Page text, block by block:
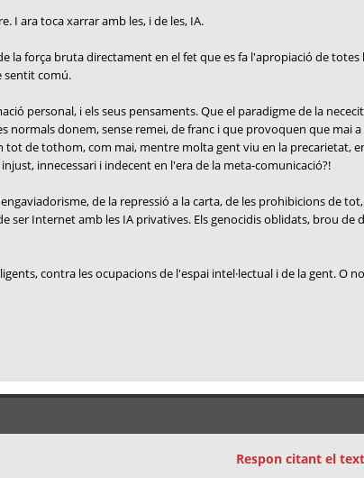
I ara toca xarrar amb les, i de les, IA.
la força bruta directament en el fet que es fa l'apropiació de totes
sentit comú.
personal, i els seus pensaments. Que el paradigme de la
normals donem, sense remei, de franc i que provoquen que mai
de tothom, com mai, mentre molta gent viu en la precarietat,
innecessari i indecent en l'era de la meta-comunicació?!
de la repressió a la carta, de les prohibicions de
Internet amb les IA privatives. Els genocidis oblidats, brou de
contra les ocupacions de l'espai intel·lectual i de la gent. O
Respon citant el